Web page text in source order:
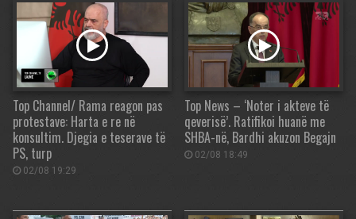
Top Channel/ Rama reagon pas
protestave: Harta e re në
konsultim. Djegia e teserave të
PS, turp
02/08 19:29
Top News – ‘Noter i akteve të
qeverisë’. Ratifikoi huanë me
SHBA-në, Bardhi akuzon Begajn
02/08 18:49